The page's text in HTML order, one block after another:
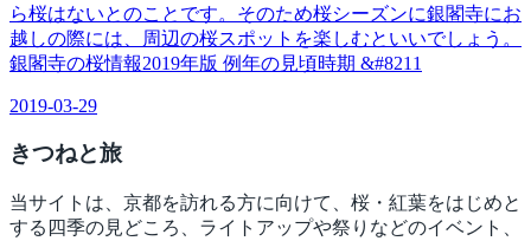
ら桜はないとのことです。そのため桜シーズンに銀閣寺にお
越しの際には、周辺の桜スポットを楽しむといいでしょう。
銀閣寺の桜情報2019年版 例年の見頃時期 &#8211
2019-03-29
きつねと旅
当サイトは、京都を訪れる方に向けて、桜・紅葉をはじめと
する四季の見どころ、ライトアップや祭りなどのイベント、